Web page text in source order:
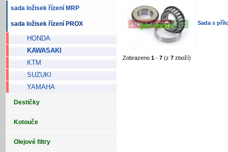
sada ložisek řízení MRP
sada ložisek řízení PROX
HONDA
KAWASAKI
KTM
SUZUKI
YAMAHA
Destičky
Kotouče
Olejové filtry
Sada s
Zobrazeno 1- 7(z 7zboží)